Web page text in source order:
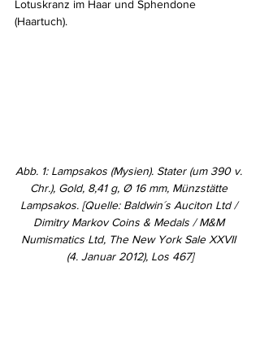
Lotuskranz im Haar und Sphendone
(Haartuch).
Abb. 1: Lampsakos (Mysien). Stater (um 390 v.
Chr.), Gold, 8,41 g, Ø 16 mm, Münzstätte
Lampsakos. [Quelle: Baldwin´s Auciton Ltd /
Dimitry Markov Coins & Medals / M&M
Numismatics Ltd, The New York Sale XXVII
(4. Januar 2012), Los 467]